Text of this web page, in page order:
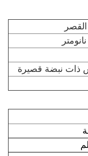
ذات نبضة قصيرة